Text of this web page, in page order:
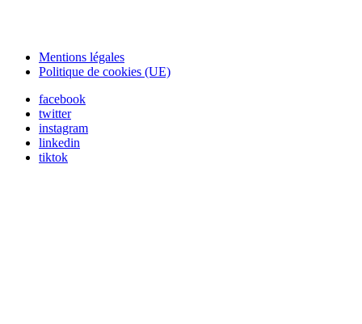
Mentions légales
Politique de cookies (UE)
facebook
twitter
instagram
linkedin
tiktok